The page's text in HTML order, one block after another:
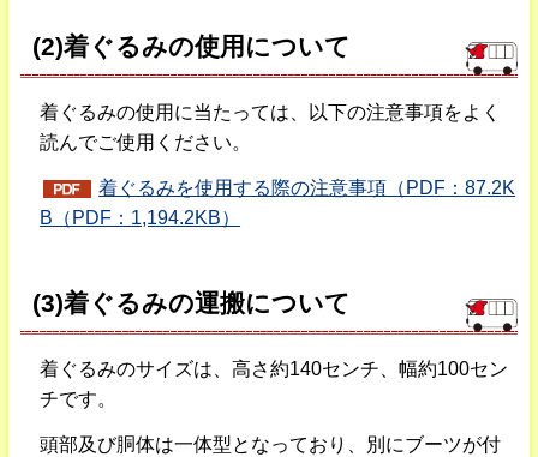
(2)着ぐるみの使用について
着ぐるみの使用に当たっては、以下の注意事項をよく
読んでご使用ください。
着ぐるみを使用する際の注意事項（PDF：87.2K
B（PDF：1,194.2KB）
(3)着ぐるみの運搬について
着ぐるみのサイズは、高さ約140センチ、幅約100セン
チです。
頭部及び胴体は一体型となっており、別にブーツが付